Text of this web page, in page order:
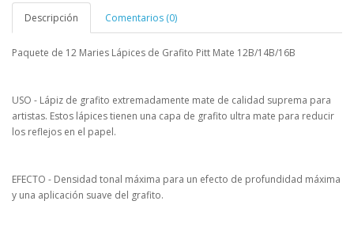
Descripción Comentarios (0)
Paquete de 12 Maries Lápices de Grafito Pitt Mate 12B/14B/16B
USO - Lápiz de grafito extremadamente mate de calidad suprema para
artistas. Estos lápices tienen una capa de grafito ultra mate para reducir
los reflejos en el papel.
EFECTO - Densidad tonal máxima para un efecto de profundidad máxima
y una aplicación suave del grafito.